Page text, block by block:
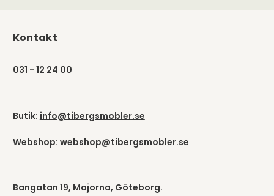
Kontakt
031 - 12 24 00
Butik: info@tibergsmobler.se
Webshop: webshop@tibergsmobler.se
Bangatan 19, Majorna, Göteborg.